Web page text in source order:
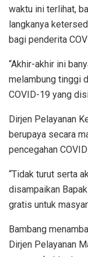
waktu ini terlihat,
langkanya
bagi penderita
“Akhir-akhir ini
melambung tinggi
COVID-19 yang
Dirjen Pelayanan
berupaya secara
pencegahan
“Tidak turut serta
disampaikan
gratis untuk
Bambang
Dirjen Pelayanan